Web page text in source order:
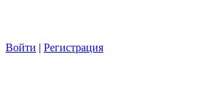
Войти | Регистрация